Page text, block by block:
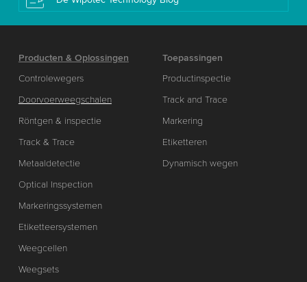
Producten & Oplossingen
Controlewegers
Doorvoerweegschalen
Röntgen & inspectie
Track & Trace
Metaaldetectie
Optical Inspection
Markeringssystemen
Etiketteersystemen
Weegcellen
Weegsets
Toepassingen
Productinspectie
Track and Trace
Markering
Etiketteren
Dynamisch wegen